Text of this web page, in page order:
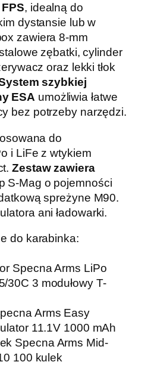
, idealną do
dystansie lub w
zawiera 8-mm
zębatki, cylinder
oraz lekki tłok
szybkiej
ESA umożliwia łatwe
bez potrzeby narzędzi.
do
i LiFe z wtykiem
Zestaw zawiera
S-Mag o pojemności
spreżyne M90.
ani ładowarki.
do karabinka:
Specna Arms LiPo
30C 3 modułowy T-
Arms Easy
11.1V 1000 mAh
Specna Arms Mid-
100 kulek